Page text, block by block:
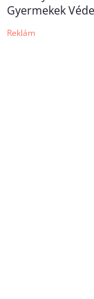
Gyermekek
Reklám